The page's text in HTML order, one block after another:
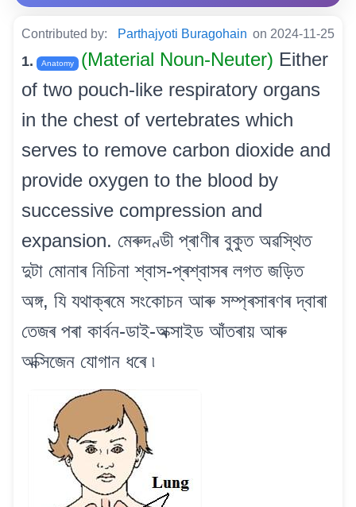
Contributed by: Parthajyoti Buragohain on 2024-11-25
1. Anatomy (Material Noun-Neuter) Either
of two pouch-like respiratory organs
in the chest of vertebrates which
serves to remove carbon dioxide and
provide oxygen to the blood by
successive compression and
expansion. মেৰুদণ্ডী প্ৰাণীৰ বুকুত অৱস্থিত
দুটা মোনাৰ নিচিনা শ্বাস-প্ৰশ্বাসৰ লগত জড়িত
অঙ্গ, যি যথাক্ৰমে সংকোচন আৰু সম্প্ৰসাৰণৰ দ্বাৰা
তেজৰ পৰা কাৰ্বন-ডাই-অক্সাইড আঁতৰায় আৰু
অক্সিজেন যোগান ধৰে ৷